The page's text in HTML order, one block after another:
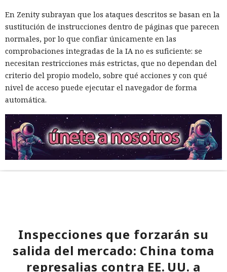
En Zenity subrayan que los ataques descritos se basan en la
sustitución de instrucciones dentro de páginas que parecen
normales, por lo que confiar únicamente en las
comprobaciones integradas de la IA no es suficiente: se
necesitan restricciones más estrictas, que no dependan del
criterio del propio modelo, sobre qué acciones y con qué
nivel de acceso puede ejecutar el navegador de forma
automática.
Inspecciones que forzarán su
salida del mercado: China toma
represalias contra EE. UU. a